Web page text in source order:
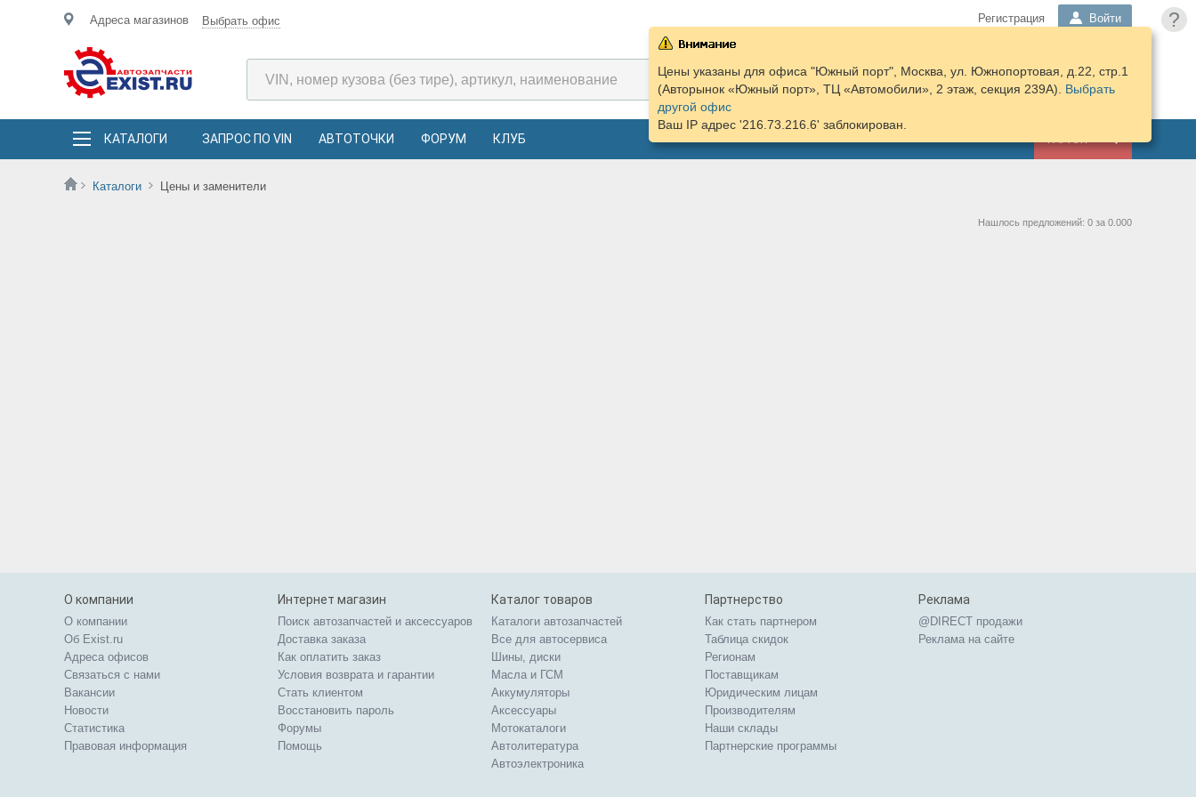
?
Адреса магазинов Выбрать офис Регистрация Войти
КОРЗИНА
ПОДОБРАТЬ
ЗАПЧАСТИ
КАТАЛОГИ ЗАПРОС ПО VIN АВТОТОЧКИ ФОРУМ КЛУБ
Каталоги Цены и заменители
Цены указаны для офиса "Южный порт", Москва, ул. Южнопортовая, д.22, стр.1
(Авторынок «Южный порт», ТЦ «Автомобили», 2 этаж, секция 239А). Выбрать
другой офис
Ваш IP адрес '216.73.216.6' заблокирован.
Нашлось предложений: 0 за 0.000
О компании
О компании
Об Exist.ru
Адреса офисов
Связаться с нами
Вакансии
Новости
Статистика
Правовая информация
Интернет магазин
Поиск автозапчастей и аксессуаров
Доставка заказа
Как оплатить заказ
Условия возврата и гарантии
Стать клиентом
Восстановить пароль
Форумы
Помощь
Каталог товаров
Каталоги автозапчастей
Все для автосервиса
Шины, диски
Масла и ГСМ
Аккумуляторы
Аксессуары
Мотокаталоги
Автолитература
Автоэлектроника
Партнерство
Как стать партнером
Таблица скидок
Регионам
Поставщикам
Юридическим лицам
Производителям
Наши склады
Партнерские программы
Реклама
@DIRECT продажи
Реклама на сайте